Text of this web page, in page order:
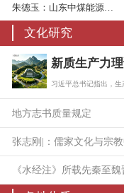
朱德玉：山东中煤能源机械有限责任公司
文化研究
地方志书质量规定